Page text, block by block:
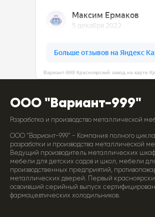
ООО "Вариант-999"
Разработка и производство металлической
ООО "Вариант-999" - Компания полного цикла
разработки и производства металлической
Ведущий производитель металлических
мебели для детских садов и школ, мебели
производственных предприятий,
металлических дверей. Первый
освоивший серийный выпуск
фармацевтических холодильников.